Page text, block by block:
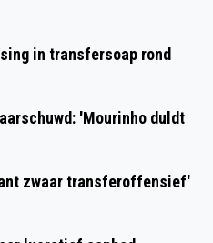
in transfersoap rond
'Mourinho duldt
zwaar transferoffensief'